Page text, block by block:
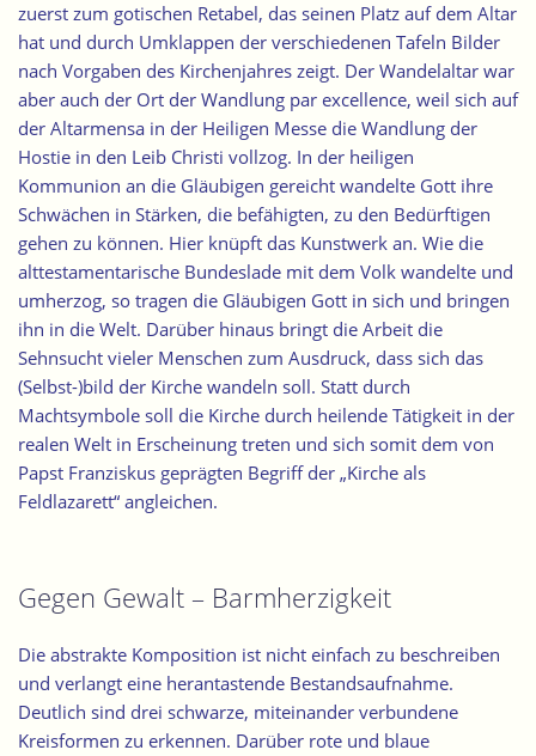
zuerst zum gotischen Retabel, das seinen Platz auf dem Altar
hat und durch Umklappen der verschiedenen Tafeln Bilder
nach Vorgaben des Kirchenjahres zeigt. Der Wandelaltar war
aber auch der Ort der Wandlung par excellence, weil sich auf
der Altarmensa in der Heiligen Messe die Wandlung der
Hostie in den Leib Christi vollzog. In der heiligen
Kommunion an die Gläubigen gereicht wandelte Gott ihre
Schwächen in Stärken, die befähigten, zu den Bedürftigen
gehen zu können. Hier knüpft das Kunstwerk an. Wie die
alttestamentarische Bundeslade mit dem Volk wandelte und
umherzog, so tragen die Gläubigen Gott in sich und bringen
ihn in die Welt. Darüber hinaus bringt die Arbeit die
Sehnsucht vieler Menschen zum Ausdruck, dass sich das
(Selbst-)bild der Kirche wandeln soll. Statt durch
Machtsymbole soll die Kirche durch heilende Tätigkeit in der
realen Welt in Erscheinung treten und sich somit dem von
Papst Franziskus geprägten Begriff der „Kirche als
Feldlazarett“ angleichen.
Gegen Gewalt – Barmherzigkeit
Die abstrakte Komposition ist nicht einfach zu beschreiben
und verlangt eine herantastende Bestandsaufnahme.
Deutlich sind drei schwarze, miteinander verbundene
Kreisformen zu erkennen. Darüber rote und blaue